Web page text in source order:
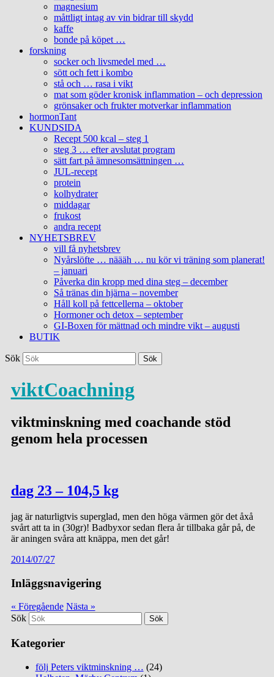
magnesium
måttligt intag av vin bidrar till skydd
kaffe
bonde på köpet …
forskning
socker och livsmedel med …
sött och fett i kombo
stå och … rasa i vikt
mat som göder kronisk inflammation – och depression
grönsaker och frukter motverkar inflammation
hormonTant
KUNDSIDA
Recept 500 kcal – steg 1
steg 3 … efter avslutat program
sätt fart på ämnesomsättningen …
JUL-recept
protein
kolhydrater
middagar
frukost
andra recept
NYHETSBREV
vill få nyhetsbrev
Nyårslöfte … näääh … nu kör vi träning som planerat!
– januari
Påverka din kropp med dina steg – december
Så tränas din hjärna – november
Håll koll på fettcellerna – oktober
Hormoner och detox – september
GI-Boxen för mättnad och mindre vikt – augusti
BUTIK
Sök
viktCoachning
viktminskning med coachande stöd
genom hela processen
dag 23 – 104,5 kg
jag är naturligtvis superglad, men den höga värmen gör det åxå
svårt att ta in (30gr)! Badbyxor sedan flera år tillbaka går på, de
är aningen svåra att knäppa, men det går!
2014/07/27
Inläggsnavigering
« Föregående Nästa »
Sök
Kategorier
följ Peters viktminskning … (24)